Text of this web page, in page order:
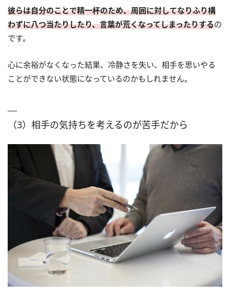
彼らは自分のことで精一杯のため、周囲に対してなりふり構
わずに八つ当たりしたり、言葉が荒くなってしまったりするの
です。
心に余裕がなくなった結果、冷静さを失い、相手を思いやる
ことができない状態になっているのかもしれません。
（3）相手の気持ちを考えるのが苦手だから